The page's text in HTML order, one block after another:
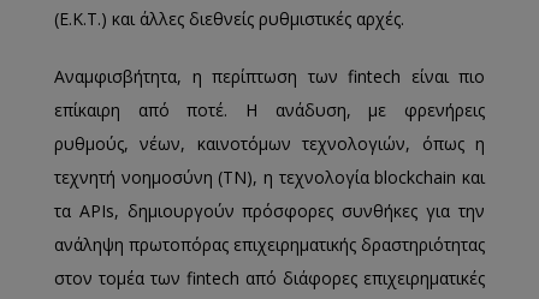
(Ε.Κ.Τ.) και άλλες διεθνείς ρυθμιστικές αρχές.
Αναμφισβήτητα, η περίπτωση των fintech είναι πιο
επίκαιρη από ποτέ. Η ανάδυση, με φρενήρεις
ρυθμούς, νέων, καινοτόμων τεχνολογιών, όπως η
τεχνητή νοημοσύνη (ΤΝ), η τεχνολογία blockchain και
τα APIs, δημιουργούν πρόσφορες συνθήκες για την
ανάληψη πρωτοπόρας επιχειρηματικής δραστηριότητας
στον τομέα των fintech από διάφορες επιχειρηματικές